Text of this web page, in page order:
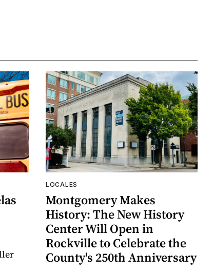
LOCALES
Montgomery Makes
History: The New History
Center Will Open in
Rockville to Celebrate the
County's 250th Anniversary